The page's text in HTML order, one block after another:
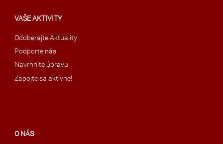
VAŠE AKTIVITY
Odoberajte Aktuality
Podporte nás
Navrhnite úpravu
Zapojte sa aktívne!
O NÁS